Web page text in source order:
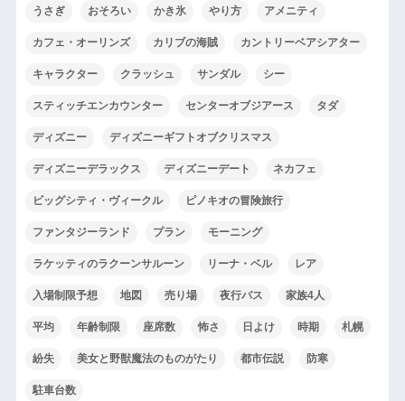
うさぎ おそろい かき氷 やり方 アメニティ
カフェ・オーリンズ カリブの海賊 カントリーベアシアター
キャラクター クラッシュ サンダル シー
スティッチエンカウンター センターオブジアース タダ
ディズニー ディズニーギフトオブクリスマス
ディズニーデラックス ディズニーデート ネカフェ
ビッグシティ・ヴィークル ピノキオの冒険旅行
ファンタジーランド プラン モーニング
ラケッティのラクーンサルーン リーナ・ベル レア
入場制限予想 地図 売り場 夜行バス 家族4人
平均 年齢制限 座席数 怖さ 日よけ 時期 札幌
紛失 美女と野獣魔法のものがたり 都市伝説 防寒
駐車台数